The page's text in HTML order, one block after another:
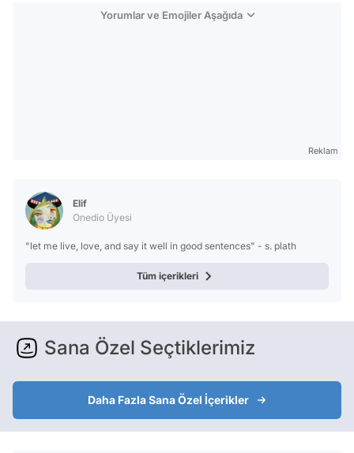
Yorumlar ve Emojiler Aşağıda
Reklam
Elif
Onedio Üyesi
"let me live, love, and say it well in good sentences" - s. plath
Tüm içerikleri
Sana Özel Seçtiklerimiz
Daha Fazla Sana Özel İçerikler